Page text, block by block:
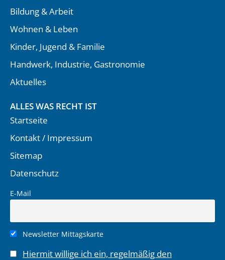
Bildung & Arbeit
Wohnen & Leben
Kinder, Jugend & Familie
Handwerk, Industrie, Gastronomie
Aktuelles
ALLES WAS RECHT IST
Startseite
Kontakt / Impressum
Sitemap
Datenschutz
E-Mail
Newsletter Mittagskarte
Hiermit willige ich ein, regelmäßig den